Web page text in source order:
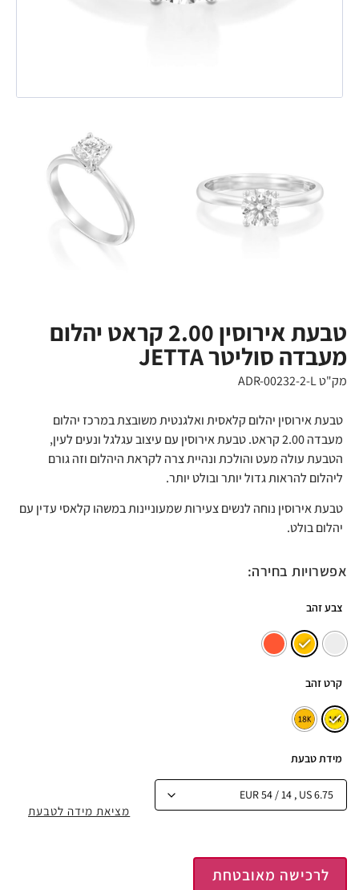
טבעת אירוסין 2.00 קראט יהלום
מעבדה סוליטר JETTA
מק"ט ADR-00232-2-L
טבעת אירוסין יהלום קלאסית ואלגנטית משובצת במרכז יהלום
מעבדה 2.00 קראט. טבעת אירוסין עם עיצוב עגלגל ונעים לעין,
הטבעת עולה מעט והולכת ונהיית צרה לקראת היהלום וזה גורם
ליהלום להראות גדול יותר ובולט יותר.
טבעת אירוסין נוחה לנשים צעירות שמעוניינות במשהו קלאסי עדין עם
יהלום בולט.
אפשרויות בחירה:
צבע זהב
קרט זהב
מידת טבעת
לרכישה מאובטחת
מציאת מידה לטבעת